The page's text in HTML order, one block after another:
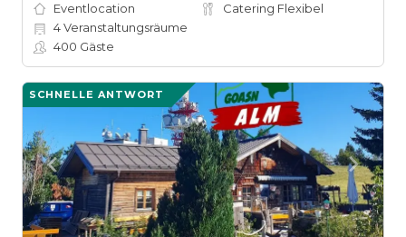
Eventlocation
Catering Flexibel
4Veranstaltungsräume
400 Gäste
SCHNELLE ANTWORT